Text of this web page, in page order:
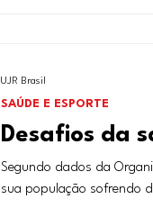
Desafios da
Segundo dados da
sua população sofrendo
SAÚDE E ESPORTE
UJR Brasil